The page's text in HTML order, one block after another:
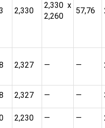
2,330
2,330 x
2,260
57,76
2,327 — —
2,327 — —
2,230 — —